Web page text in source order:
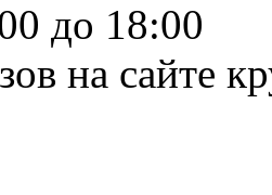
до 18:00
на сайте